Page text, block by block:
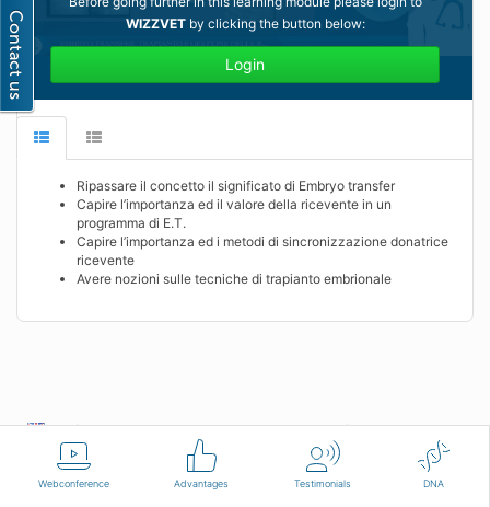
Webconference Advantages Testimonials DNA
WIZZVETby clicking the button below:
Login
Ripassare il concetto il significato di Embryo transfer
Capire l’importanza ed il valore della ricevente in un
programma di E.T.
Capire l’importanza ed i metodi di sincronizzazione donatrice
ricevente
Avere nozioni sulle tecniche di trapianto embrionale
English Terms of use Contact us